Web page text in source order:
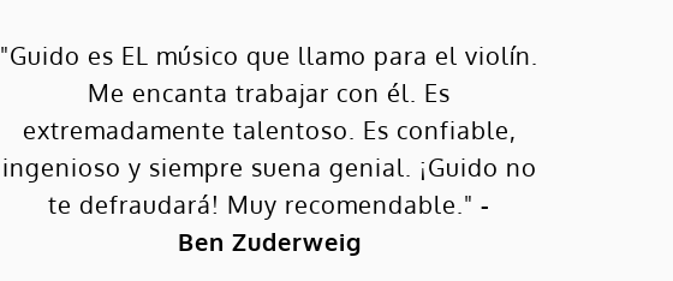
"Guido es EL músico que llamo para el violín.
Me encanta trabajar con él. Es
extremadamente talentoso. Es confiable,
ingenioso y siempre suena genial. ¡Guido no
te defraudará! Muy recomendable." -
Ben Zuderweig